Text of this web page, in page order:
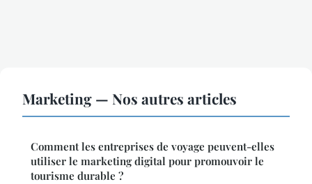
Marketing — Nos autres articles
Comment les entreprises de voyage peuvent-elles
utiliser le marketing digital pour promouvoir le
tourisme durable ?